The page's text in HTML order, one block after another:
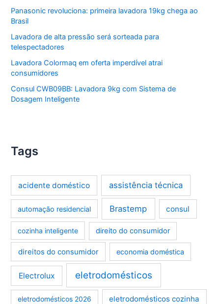
Panasonic revoluciona: primeira lavadora 19kg chega ao
Brasil
Lavadora de alta pressão será sorteada para
telespectadores
Lavadora Colormaq em oferta imperdível atrai
consumidores
Consul CWB09BB: Lavadora 9kg com Sistema de
Dosagem Inteligente
Tags
acidente doméstico assistência técnica
automação residencial Brastemp consul
cozinha inteligente direito do consumidor
direitos do consumidor economia doméstica
Electrolux eletrodomésticos
eletrodomésticos 2026 eletrodomésticos cozinha